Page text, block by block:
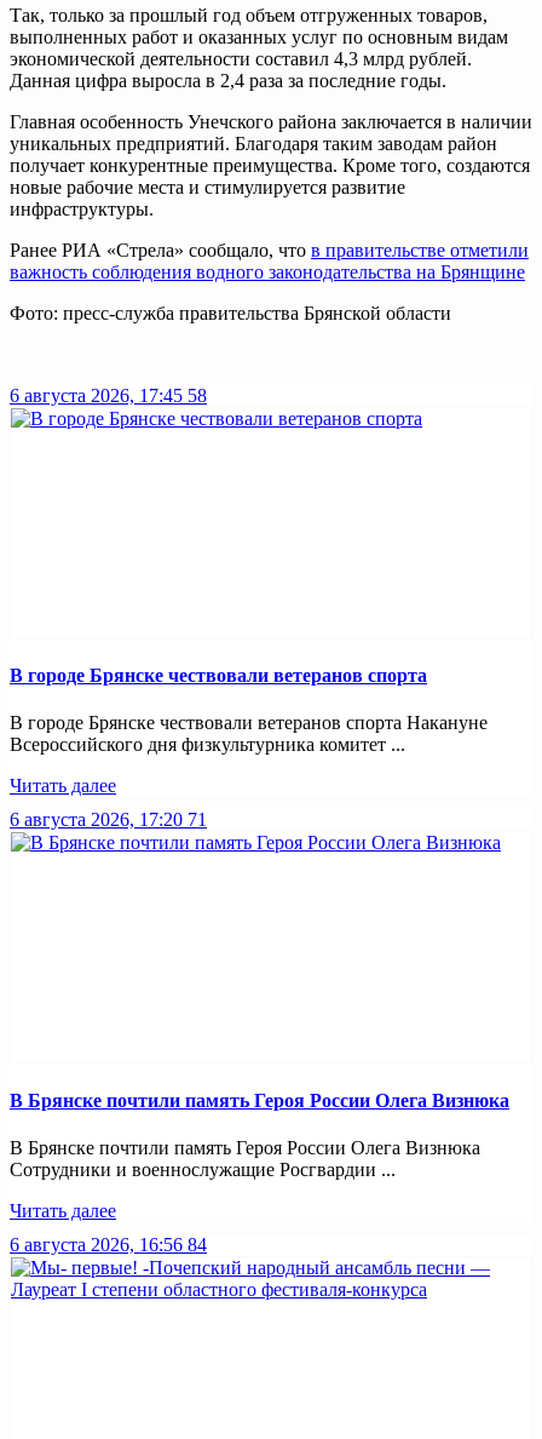
Так, только за прошлый год объем отгруженных товаров,
выполненных работ и оказанных услуг по основным видам
экономической деятельности составил 4,3 млрд рублей.
Данная цифра выросла в 2,4 раза за последние годы.
Главная особенность Унечского района заключается в наличии
уникальных предприятий. Благодаря таким заводам район
получает конкурентные преимущества. Кроме того, создаются
новые рабочие места и стимулируется развитие
инфраструктуры.
Ранее РИА «Стрела» сообщало, что в правительстве отметили
важность соблюдения водного законодательства на Брянщине
Фото: пресс-служба правительства Брянской области
6 августа 2026, 17:45 58
В городе Брянске чествовали ветеранов спорта
В городе Брянске чествовали ветеранов спорта Накануне
Всероссийского дня физкультурника комитет ...
Читать далее
6 августа 2026, 17:20 71
В Брянске почтили память Героя России Олега Визнюка
В Брянске почтили память Героя России Олега Визнюка
Сотрудники и военнослужащие Росгвардии ...
Читать далее
6 августа 2026, 16:56 84